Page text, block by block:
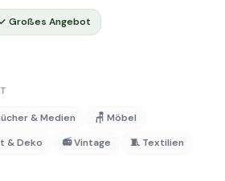
Großes Angebot
& Medien
🪑 Möbel
& Deko 📻 Vintage
🧵 Textilien